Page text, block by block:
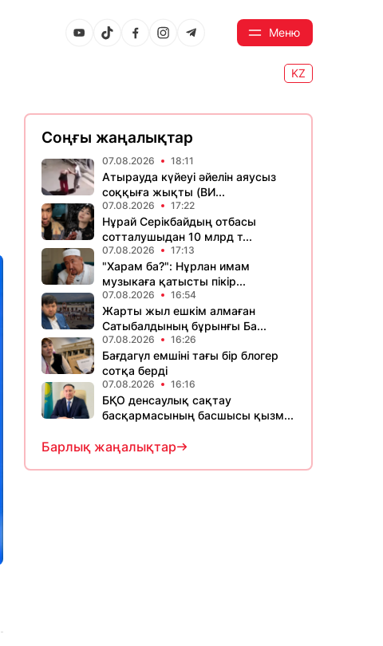
Меню
KZ
Соңғы жаңалықтар
07.08.2026 18:11
Атырауда күйеуі әйелін аяусыз
соққыға жықты (ВИ...
07.08.2026 17:22
Нұрай Серікбайдың отбасы
сотталушыдан 10 млрд т...
07.08.2026 17:13
"Харам ба?": Нұрлан имам
музыкаға қатысты пікір...
07.08.2026 16:54
Жарты жыл ешкім алмаған
Сатыбалдының бұрынғы Ба...
07.08.2026 16:26
Бағдагүл емшіні тағы бір блогер
сотқа берді
07.08.2026 16:16
БҚО денсаулық сақтау
басқармасының басшысы қызм...
Барлық жаңалықтар